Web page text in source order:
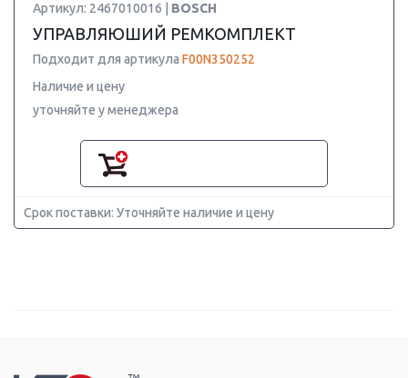
Артикул: 2467010016 | BOSCH
УПРАВЛЯЮШИЙ РЕМКОМПЛЕКТ
Подходит для артикула F00N350252
Наличие и цену
уточняйте у менеджера
Срок поставки: Уточняйте наличие и цену